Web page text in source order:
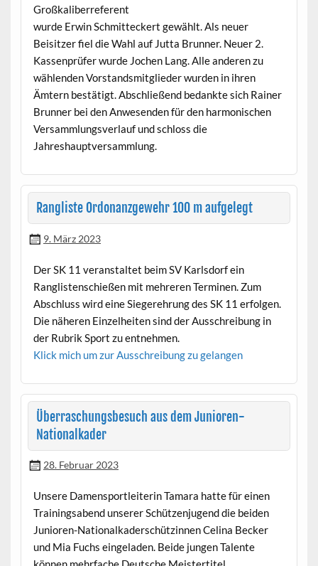
Großkaliberreferent
wurde Erwin Schmitteckert gewählt. Als neuer
Beisitzer fiel die Wahl auf Jutta Brunner. Neuer 2.
Kassenprüfer wurde Jochen Lang. Alle anderen zu
wählenden Vorstandsmitglieder wurden in ihren
Ämtern bestätigt. Abschließend bedankte sich Rainer
Brunner bei den Anwesenden für den harmonischen
Versammlungsverlauf und schloss die
Jahreshauptversammlung.
Rangliste Ordonanzgewehr 100 m aufgelegt
9. März 2023
Der SK 11 veranstaltet beim SV Karlsdorf ein
Ranglistenschießen mit mehreren Terminen. Zum
Abschluss wird eine Siegerehrung des SK 11 erfolgen.
Die näheren Einzelheiten sind der Ausschreibung in
der Rubrik Sport zu entnehmen.
Klick mich um zur Ausschreibung zu gelangen
Überraschungsbesuch aus dem Junioren-
Nationalkader
28. Februar 2023
Unsere Damensportleiterin Tamara hatte für einen
Trainingsabend unserer Schützenjugend die beiden
Junioren-Nationalkaderschützinnen Celina Becker
und Mia Fuchs eingeladen. Beide jungen Talente